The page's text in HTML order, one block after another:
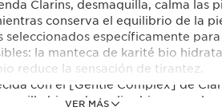
VER MÁS
Clarins, desmaquilla, calma las
conserva el equilibrio de la
seleccionados específicamente
la manteca de karité bio
reduce la sensación de tirantez.
con el [Gentle Complex] de
bio y de melisa bio que